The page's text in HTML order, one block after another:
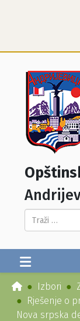
Pretraga...
Izbori
Rješenje o
Nova srpska